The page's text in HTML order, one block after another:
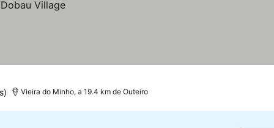
Vieira do Minho, a 19.4 km de Outeiro